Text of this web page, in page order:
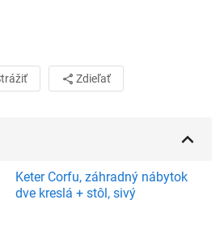
Strážiť Zdieľať
Keter Corfu, záhradný nábytok
dve kreslá + stôl, sivý